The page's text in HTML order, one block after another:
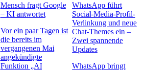
Mensch fragt Google
– KI antwortet
Vor ein paar Tagen ist
die bereits im
vergangenen Mai
angekündigte
Funktion „AI
WhatsApp führt
Social-Media-Profil-
Verlinkung und neue
Chat-Themes ein –
Zwei spannende
Updates
WhatsApp bringt